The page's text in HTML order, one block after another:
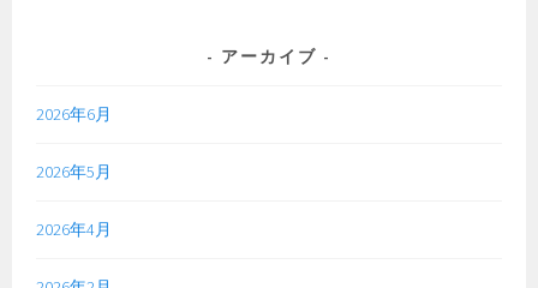
アーカイブ
2026年6月
2026年5月
2026年4月